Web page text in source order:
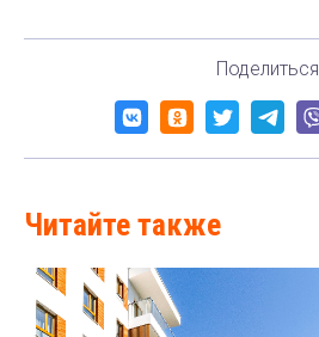
Поделиться
Читайте также